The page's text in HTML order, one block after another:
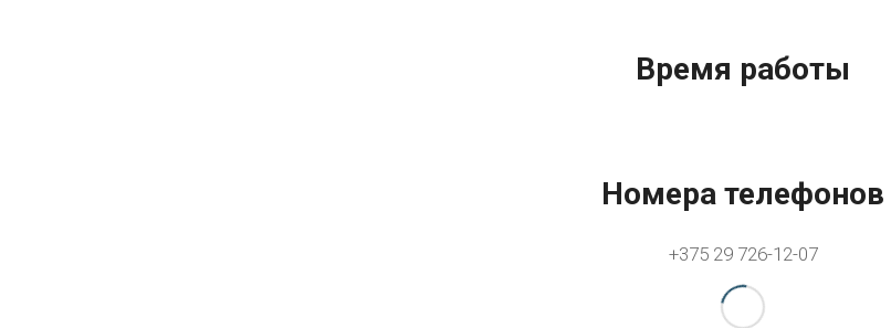
Время работы
Номера телефонов
+375 29 726-12-07